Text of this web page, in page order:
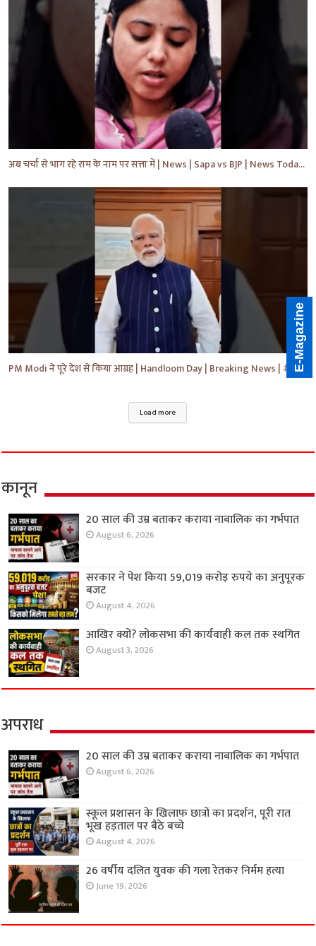
अब चर्चा से भाग रहे राम के नाम पर सत्ता में | News | Sapa vs BJP | News Today | Breaking #shorts #yt
PM Modi ने पूरे देश से किया आग्रह | Handloom Day | Breaking News | #shorts #yt #news #ytnews
Load more
कानून
20 साल की उम्र बताकर कराया नाबालिक का गर्भपात
August 6, 2026
सरकार ने पेश किया 59,019 करोड़ रुपये का अनुपूरक
बजट
August 4, 2026
आखिर क्यों? लोकसभा की कार्यवाही कल तक स्थगित
August 3, 2026
अपराध
20 साल की उम्र बताकर कराया नाबालिक का गर्भपात
August 6, 2026
स्कूल प्रशासन के खिलाफ छात्रों का प्रदर्शन, पूरी रात
भूख हड़ताल पर बैठे बच्चे
August 4, 2026
26 वर्षीय दलित युवक की गला रेतकर निर्मम हत्या
June 19, 2026
E-Magazine